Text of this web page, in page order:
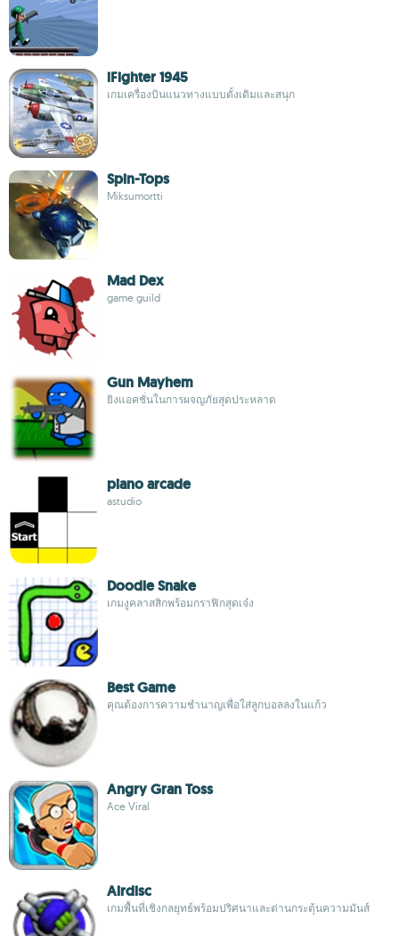
iFighter 1945
เกมเครื่องบินแนวทางแบบดั้งเดิมและสนุก
Spin-Tops
Miksumortti
Mad Dex
game guild
Gun Mayhem
ยิงแอคชั่นในการผจญภัยสุดประหลาด
piano arcade
astudio
Doodle Snake
เกมงูคลาสสิกพร้อมกราฟิกสุดเจ๋ง
Best Game
คุณต้องการความชำนาญเพื่อใส่ลูกบอลลงในแก้ว
Angry Gran Toss
Ace Viral
Airdisc
เกมพื้นที่เชิงกลยุทธ์พร้อมปริศนาและด่านกระตุ้นความมันส์